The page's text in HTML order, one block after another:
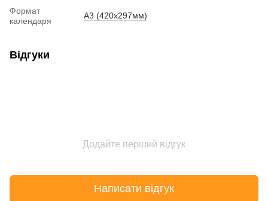
Формат
календаря
А3 (420х297мм)
Відгуки
Додайте перший відгук
Написати відгук